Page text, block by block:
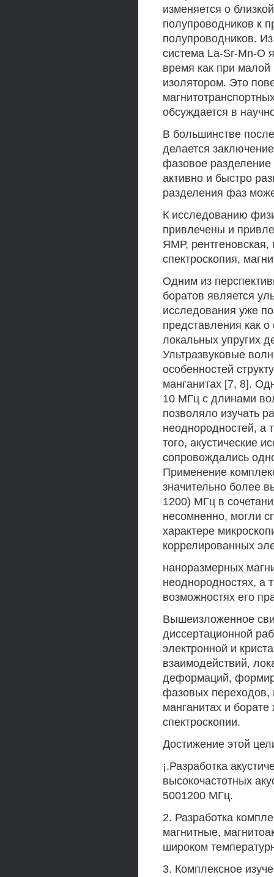
изменяется о
полупроводников к
полупроводников.
система La-Sr-Mn-О
время как при малой
изолятором. Это
обсуждается в
В большинстве
делается
фазовое разделение
активно и быстро
разделения фаз
К исследованию
привлечены и
ЯМР, рентгеновская,
спектроскопия,
Одним из
боратов является
исследования уже
представления как о
локальных упругих
Ультразвуковые
особенностей
манганитах [7, 8].
10 МГц с длинами
позволяло изучать
неоднородностей, а
того, акустические
сопровождались
Применение
значительно более
1200) МГц в
несомненно, могли
характере
коррелированных
наноразмерных
неоднородностях, а
возможностях его
Вышеизложенное
диссертационной
электронной и
взаимодействий,
деформаций,
фазовых переходов,
манганитах и
спектроскопии.
Достижение этой
¡.Разработка
высокочастотных
5001200 МГц.
2. Разработка
магнитные,
широком
3. Комплексное